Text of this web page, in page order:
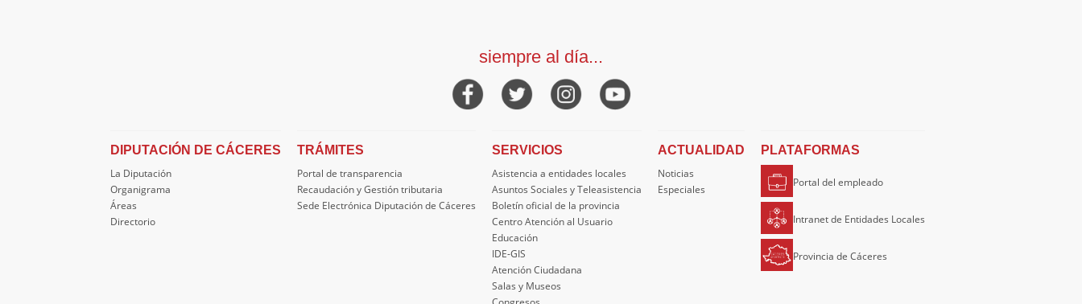
siempre al día...
DIPUTACIÓN DE CÁCERES
La Diputación
Organigrama
Áreas
Directorio
TRÁMITES
Portal de transparencia
Recaudación y Gestión tributaria
Sede Electrónica Diputación de Cáceres
SERVICIOS
Asistencia a entidades locales
Asuntos Sociales y Teleasistencia
Boletín oficial de la provincia
Centro Atención al Usuario
Educación
IDE-GIS
Atención Ciudadana
Salas y Museos
ACTUALIDAD
Noticias
Especiales
PLATAFORMAS
Portal del empleado
Intranet de Entidades Locales
Provincia de Cáceres